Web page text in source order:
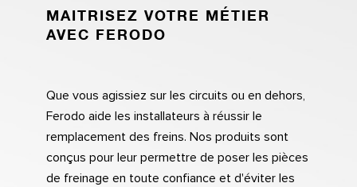
MAITRISEZ VOTRE MÉTIER
AVEC FERODO
Que vous agissiez sur les circuits ou en dehors,
Ferodo aide les installateurs à réussir le
remplacement des freins. Nos produits sont
conçus pour leur permettre de poser les pièces
de freinage en toute confiance et d'éviter les